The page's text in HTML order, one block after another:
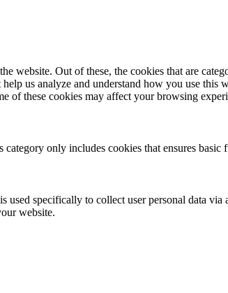
Out of these, the cookies that are
us analyze and understand how you use
of these cookies may affect your browsing
only includes cookies that ensures
specifically to collect user personal data via
website.